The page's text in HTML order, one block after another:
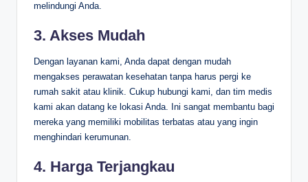
melindungi Anda.
3. Akses Mudah
Dengan layanan kami, Anda dapat dengan mudah
mengakses perawatan kesehatan tanpa harus pergi ke
rumah sakit atau klinik. Cukup hubungi kami, dan tim medis
kami akan datang ke lokasi Anda. Ini sangat membantu bagi
mereka yang memiliki mobilitas terbatas atau yang ingin
menghindari kerumunan.
4. Harga Terjangkau